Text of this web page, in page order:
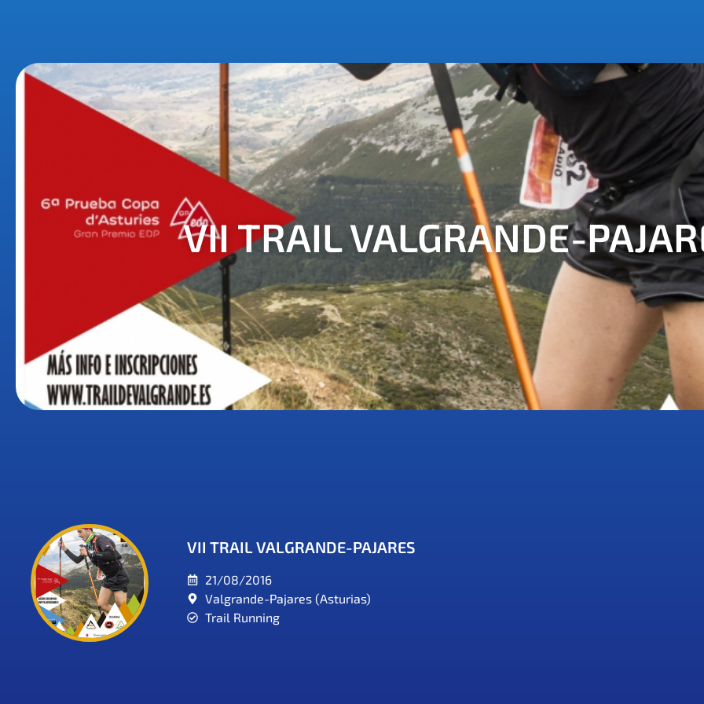
VII TRAIL VALGRANDE-
VII TRAIL VALGRANDE-PAJARES
21/08/2016
Valgrande-Pajares (Asturias)
Trail Running